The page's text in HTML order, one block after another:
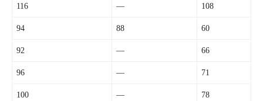
116 — 108
94 88 60
92 — 66
96 — 71
100 — 78